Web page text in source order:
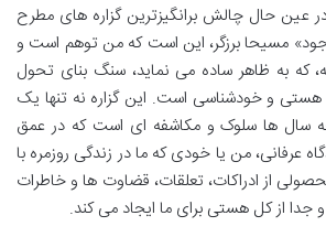
عین حال چالش برانگیزترین گزاره های مطرح
مسیحا برزگر، این است که من توهم است و
که به ظاهر ساده می نماید، سنگ بنای تحول
هستی و خودشناسی است. این گزاره نه تنها یک
سال ها سلوک و مکاشفه ای است که در عمق
عرفانی، من یا خودی که ما در زندگی روزمره با
از ادراکات، تعلقات، قضاوت ها و خاطرات
از کل هستی برای ما ایجاد می کند.